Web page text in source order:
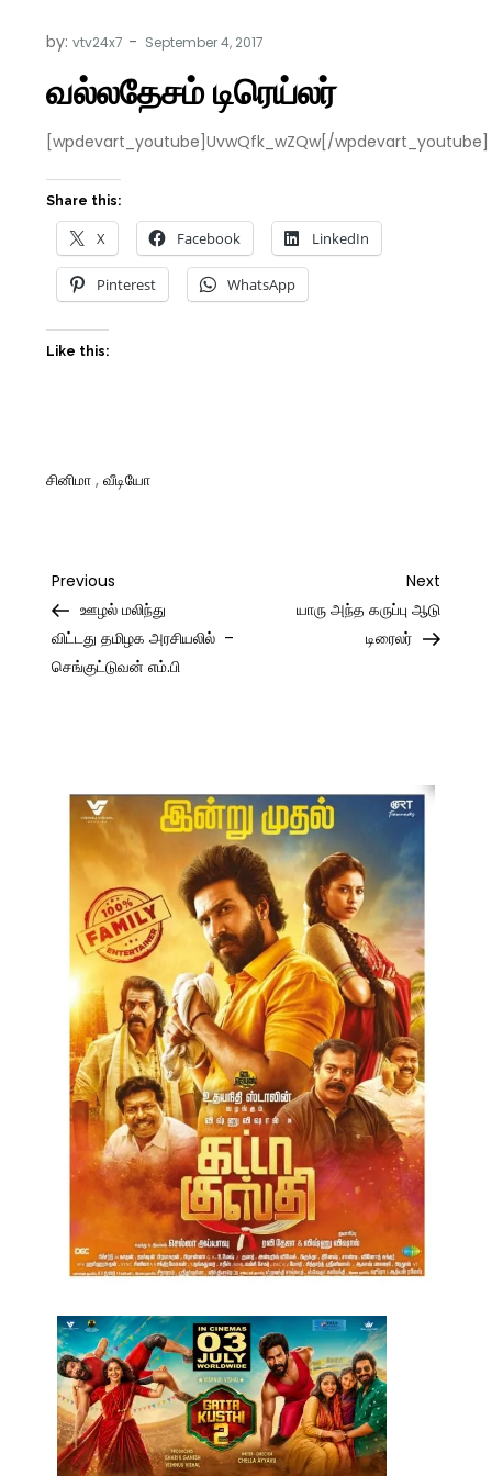
by:vtv24x7
வல்லதேசம் டிரெய்லர்
[wpdevart_youtube]UvwQfk_wZQw[/wpdevart_youtube]
Share this:
X Facebook LinkedIn
Pinterest WhatsApp
Like this:
சினிமா ,வீடியோ
Post
navigation
Previous
Post
Previous
ஊழல் மலிந்து
விட்டது தமிழக அரசியலில் –
செங்குட்டுவன் எம்.பி
Next
Post
Next
யாரு அந்த கருப்பு ஆடு
டிரைலர்